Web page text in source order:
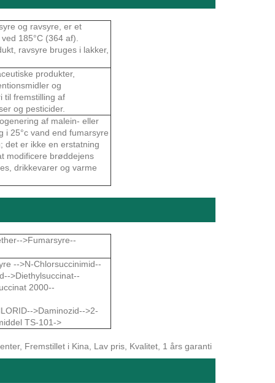
og ravsyre, er et
185°C (364 af).
ravsyre bruges i lakker,
produkter,
og
til fremstilling af
og pesticider.
af malein- eller
i 25°c vand end fumarsyre
det er ikke en erstatning
modificere brøddejens
drikkevarer og varme
>Fumarsyre--
-->N-Chlorsuccinimid--
>Diethylsuccinat--
2000--
>Daminozid-->2-
TS-101->
Fremstillet i Kina, Lav pris, Kvalitet, 1 års garanti